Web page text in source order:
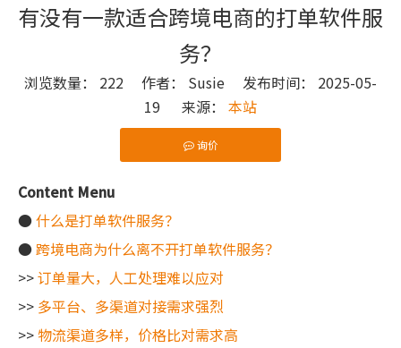
有没有一款适合跨境电商的打单软件服
务？
浏览数量： 222 作者： Susie 发布时间： 2025-05-
19 来源： 本站
询价
["wechat"]
Content Menu
●什么是打单软件服务？
●跨境电商为什么离不开打单软件服务？
>>订单量大，人工处理难以应对
>> 多平台、多渠道对接需求强烈
>> 物流渠道多样，价格比对需求高